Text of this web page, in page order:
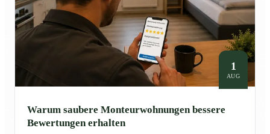
1
AUG
Warum saubere Monteurwohnungen bessere
Bewertungen erhalten